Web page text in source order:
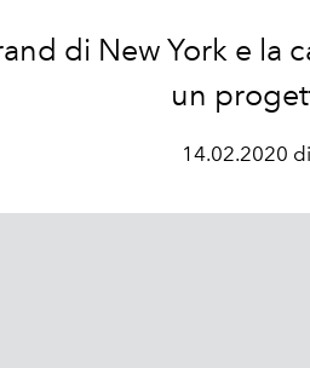
di New York e la
un
14.02.2020